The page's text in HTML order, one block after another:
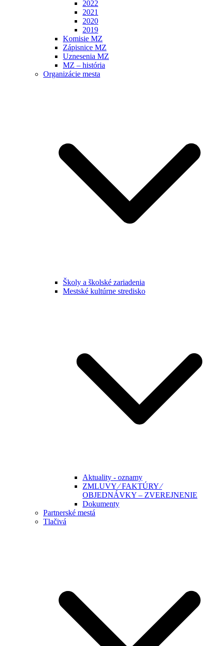
2022
2021
2020
2019
Komisie MZ
Zápisnice MZ
Uznesenia MZ
MZ – história
Organizácie mesta
Školy a školské zariadenia
Mestské kultúrne stredisko
Aktuality - oznamy
ZMLUVY ⁄ FAKTÚRY ⁄
OBJEDNÁVKY – ZVEREJNENIE
Dokumenty
Partnerské mestá
Tlačivá